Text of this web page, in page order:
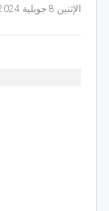
الإثنين 8 جويلية 2024،…